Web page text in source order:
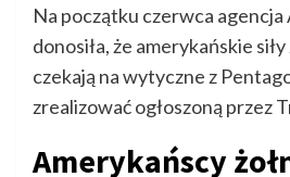
Na początku czerwca agencja
donosiła, że amerykańskie
czekają na wytyczne z
zrealizować ogłoszoną przez
Amerykańscy